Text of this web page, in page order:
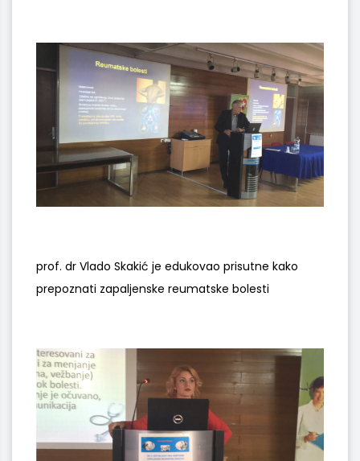
prof. dr Vlado Skakić je edukovao prisutne kako
prepoznati zapaljenske reumatske bolesti